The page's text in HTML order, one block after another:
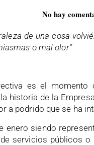
No hay
de una cosa
o mal olor”
es el momento
historia de la
a podrido que se ha
siendo
servicios públicos